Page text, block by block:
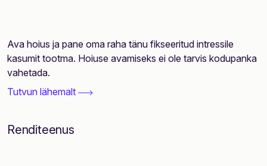
Ava hoius ja pane oma raha tänu fikseeritud intressile
kasumit tootma. Hoiuse avamiseks ei ole tarvis kodupanka
vahetada.
Tutvun lähemalt
Renditeenus